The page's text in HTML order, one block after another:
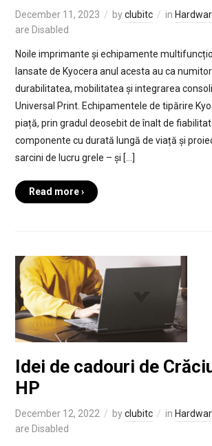
December 11, 2023 byclubitc in
are Disabled
Noile imprimante și echipamente
lansate de Kyocera anul acesta au ca
durabilitatea, mobilitatea și integrarea
Universal Print. Echipamentele de tipărire
piață, prin gradul deosebit de înalt de
componente cu durată lungă de viață și
sarcini de lucru grele – și […]
Read more ›
Idei de cadouri de
HP
December 12, 2022 byclubitc in
are Disabled